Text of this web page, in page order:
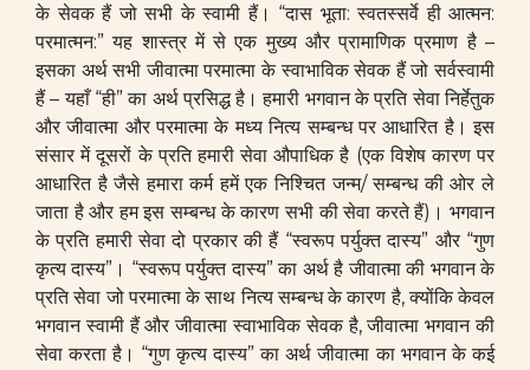
के सेवक हैं जो सभी के स्वामी हैं। “दास भूता: स्वतस्सर्वे ही आत्मन:
परमात्मन:” यह शास्त्र में से एक मुख्य और प्रामाणिक प्रमाण है –
इसका अर्थ सभी जीवात्मा परमात्मा के स्वाभाविक सेवक हैं जो सर्वस्वामी
हैं – यहाँ “ही” का अर्थ प्रसिद्ध है। हमारी भगवान के प्रति सेवा निर्हेतुक
और जीवात्मा और परमात्मा के मध्य नित्य सम्बन्ध पर आधारित है। इस
संसार में दूसरों के प्रति हमारी सेवा औपाधिक है (एक विशेष कारण पर
आधारित है जैसे हमारा कर्म हमें एक निश्चित जन्म/ सम्बन्ध की ओर ले
जाता है और हम इस सम्बन्ध के कारण सभी की सेवा करते हैं)। भगवान
के प्रति हमारी सेवा दो प्रकार की हैं “स्वरूप पर्युक्त दास्य” और “गुण
कृत्य दास्य”। “स्वरूप पर्युक्त दास्य” का अर्थ है जीवात्मा की भगवान के
प्रति सेवा जो परमात्मा के साथ नित्य सम्बन्ध के कारण है, क्योंकि केवल
भगवान स्वामी हैं और जीवात्मा स्वाभाविक सेवक है, जीवात्मा भगवान की
सेवा करता है। “गुण कृत्य दास्य” का अर्थ जीवात्मा का भगवान के कई